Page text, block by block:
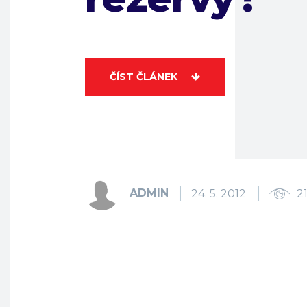
ČÍST ČLÁNEK
ADMIN 24. 5. 2012